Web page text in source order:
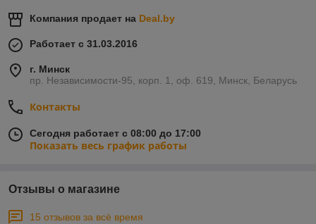
Компания продает на Deal.by
Работает с 31.03.2016
г. Минск
пр. Независимости-95, корп. 1, оф. 619, Минск, Беларусь
Контакты
Сегодня работает с 08:00 до 17:00
Показать весь график работы
Отзывы о магазине
15 отзывов за всё время